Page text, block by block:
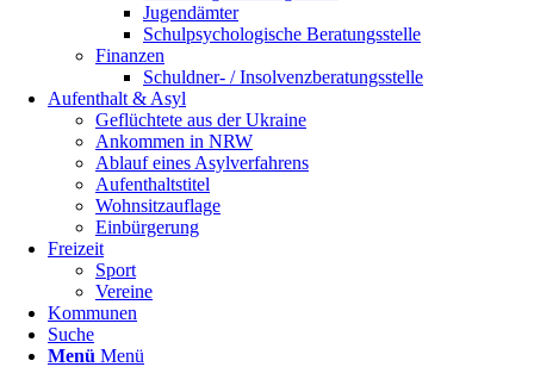
Jugendämter
Schulpsychologische Beratungsstelle
Finanzen
Schuldner- / Insolvenzberatungsstelle
Aufenthalt & Asyl
Geflüchtete aus der Ukraine
Ankommen in NRW
Ablauf eines Asylverfahrens
Aufenthaltstitel
Wohnsitzauflage
Einbürgerung
Freizeit
Sport
Vereine
Kommunen
Suche
Menü Menü